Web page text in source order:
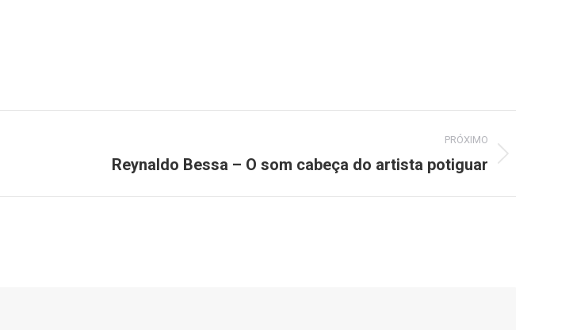
PRÓXIMO
Reynaldo Bessa – O som cabeça do artista potiguar